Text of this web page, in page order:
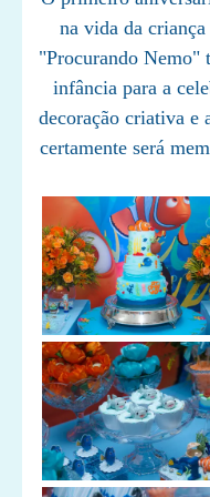
na vida da
"Procurando Nemo"
infância para a
decoração criativa e
certamente será